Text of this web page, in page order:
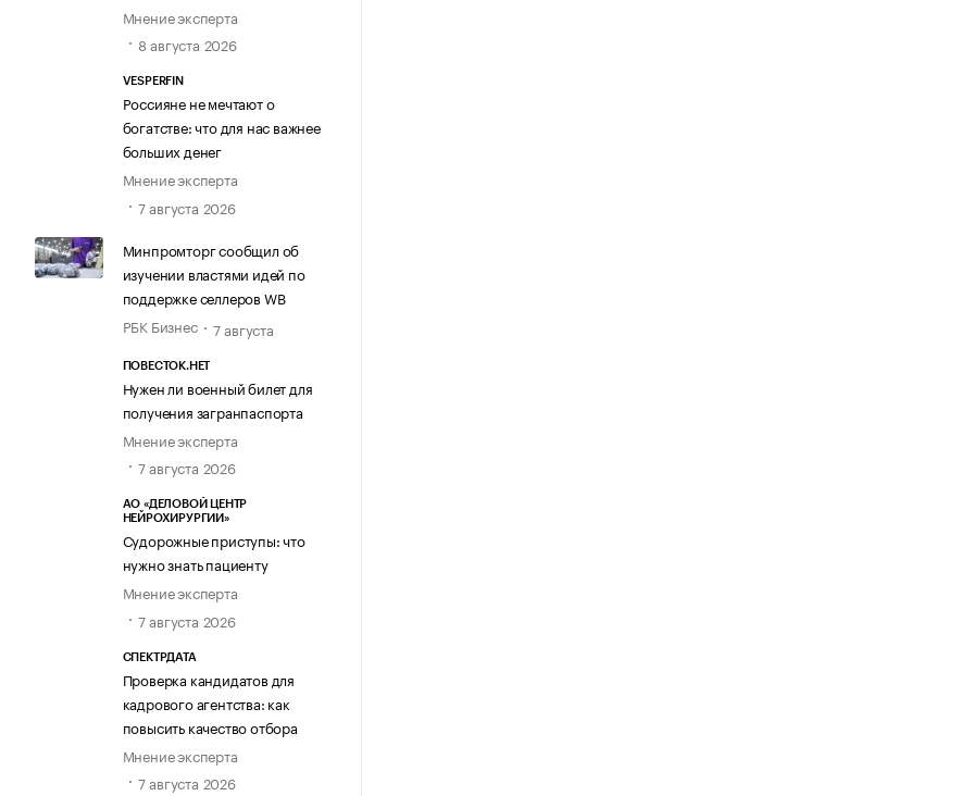
Мнение эксперта
8 августа 2026
VESPERFIN
Россияне не мечтают о
богатстве: что для нас важнее
больших денег
Мнение эксперта
7 августа 2026
Минпромторг сообщил об
изучении властями идей по
поддержке селлеров WB
РБК Бизнес
7 августа
ПОВЕСТОК.НЕТ
Нужен ли военный билет для
получения загранпаспорта
Мнение эксперта
7 августа 2026
АО «ДЕЛОВОЙ ЦЕНТР
НЕЙРОХИРУРГИИ»
Судорожные приступы: что
нужно знать пациенту
Мнение эксперта
7 августа 2026
СПЕКТРДАТА
Проверка кандидатов для
кадрового агентства: как
повысить качество отбора
Мнение эксперта
7 августа 2026